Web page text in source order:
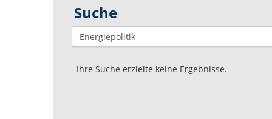
Suche
Ihre Suche erzielte keine Ergebnisse.